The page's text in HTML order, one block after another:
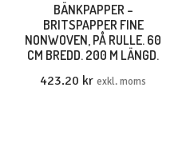
BÄNKPAPPER –
BRITSPAPPER FINE
NONWOVEN, PÅ RULLE. 60
CM BREDD. 200 M LÄNGD.
423.20 kr exkl. moms